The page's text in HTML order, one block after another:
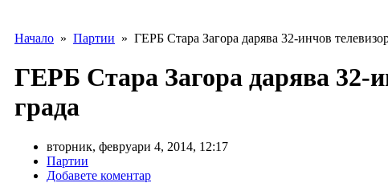
Начало » Партии » ГЕРБ Стара Загора дарява 32-инчов
ГЕРБ Стара Загора дарява 32-
града
вторник, февруари 4, 2014, 12:17
Партии
Добавете коментар